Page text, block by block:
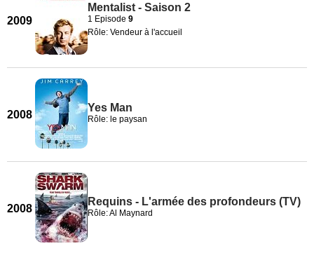
2009
Mentalist - Saison 2
1 Episode 9
Rôle: Vendeur à l'accueil
2008
Yes Man
Rôle: le paysan
2008
Requins - L'armée des profondeurs (TV)
Rôle: Al Maynard